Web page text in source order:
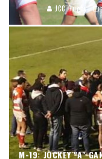
JCC Rugby
M-19: JOCKEY "A"